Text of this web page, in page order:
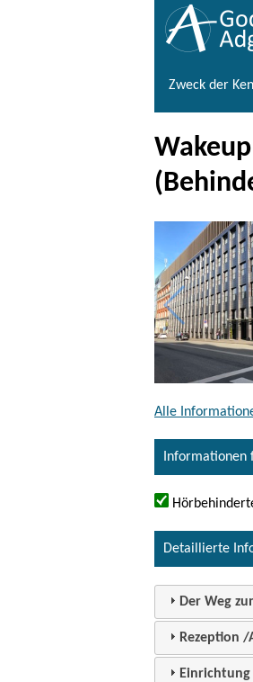
Zweck der
Alle
Informationen
Detaillierte
Der Weg
Rezeption
Einrichtung